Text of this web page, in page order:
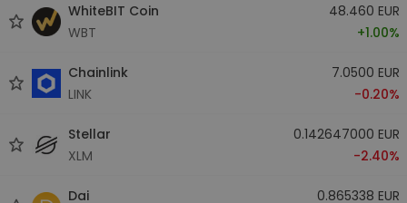
WhiteBIT Coin
WBT
48.460 EUR
+1.00%
Chainlink
LINK
7.0500 EUR
-0.20%
Stellar
XLM
0.142647000 EUR
-2.40%
Dai
0.865338 EUR